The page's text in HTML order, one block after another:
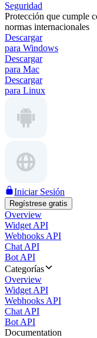
Seguridad
Protección que cumple
normas internacionales
Descargar
para Windows
Descargar
para Mac
Descargar
para Linux
Iniciar Sesión
Regístrese gratis
Overview
Widget API
Webhooks API
Chat API
Bot API
Categorías
Overview
Widget API
Webhooks API
Chat API
Bot API
Documentation